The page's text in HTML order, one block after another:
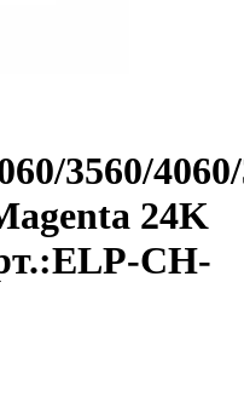
3560/
24K
CH-